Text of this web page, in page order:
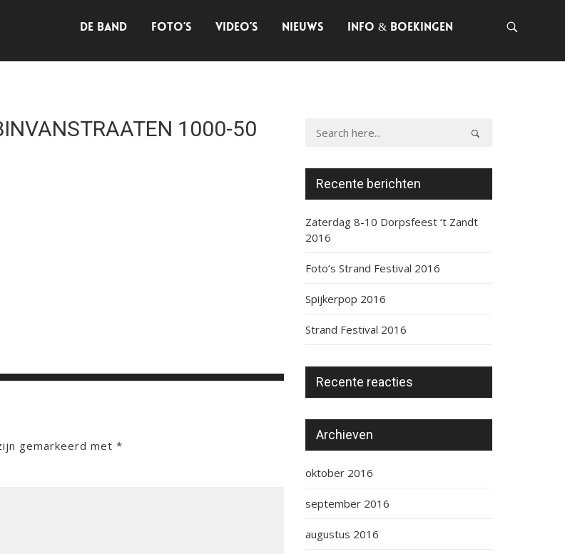
DE BAND FOTO’S VIDEO’S NIEUWS INFO & BOEKINGEN
1000-50
gemarkeerd met *
Recente berichten
Zaterdag 8-10 Dorpsfeest ‘t Zandt
2016
Foto’s Strand Festival 2016
Spijkerpop 2016
Strand Festival 2016
Recente reacties
Archieven
oktober 2016
september 2016
augustus 2016